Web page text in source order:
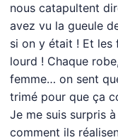
nous catapultent
avez vu la gueule
si on y était ! Et les
lourd ! Chaque
femme… on sent
trimé pour que ça
Je me suis surpris
comment ils